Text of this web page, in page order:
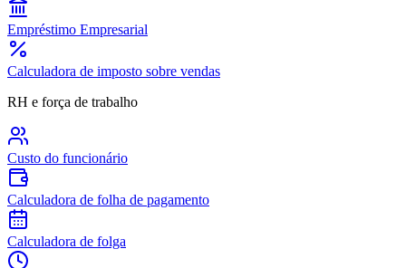
Empréstimo Empresarial
Calculadora de imposto sobre vendas
RH e força de trabalho
Custo do funcionário
Calculadora de folha de pagamento
Calculadora de folga